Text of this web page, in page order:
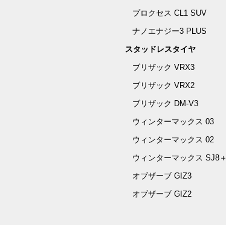
プロクセス CL1 SUV
ナノエナジー3 PLUS
スタッドレスタイヤ
ブリザック VRX3
ブリザック VRX2
ブリザック DM-V3
ウィンターマックス 03
ウィンターマックス 02
ウィンターマックス SJ8＋
オブザーブ GIZ3
オブザーブ GIZ2